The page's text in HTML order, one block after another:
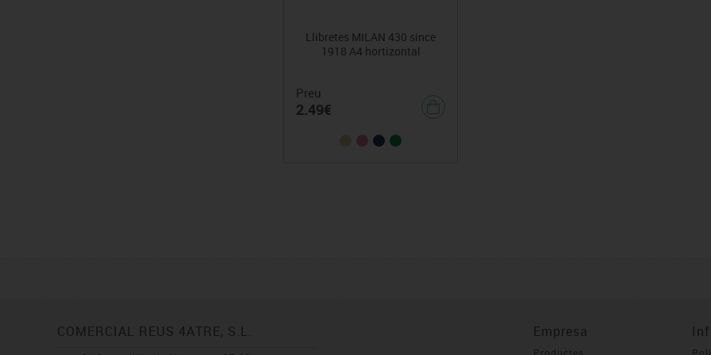
Llibretes MILAN 430 since
1918 A4 hortizontal
Preu
2.49€
COMERCIAL REUS 4ATRE, S.L. Empresa